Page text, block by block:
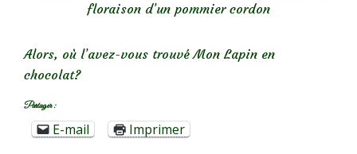
floraison d’un pommier cordon
Alors, où l’avez-vous trouvé Mon Lapin en
chocolat?
Partager :
E-mail Imprimer